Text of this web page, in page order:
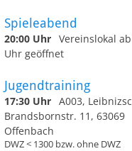
Spieleabend
20:00 Uhr Vereinslokal
Uhr geöffnet
Jugendtraining
17:30 Uhr A003,
Brandsbornstr. 11, 63069
Offenbach
DWZ < 1300 bzw. ohne DWZ